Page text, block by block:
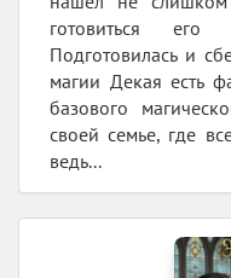
готовиться его
Подготовилась и
магии Декая есть
базового
своей семье, где
ведь...